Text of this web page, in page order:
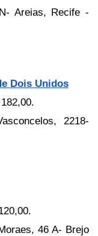
Areias, Recife -
Dois Unidos
2218-
46 A- Brejo